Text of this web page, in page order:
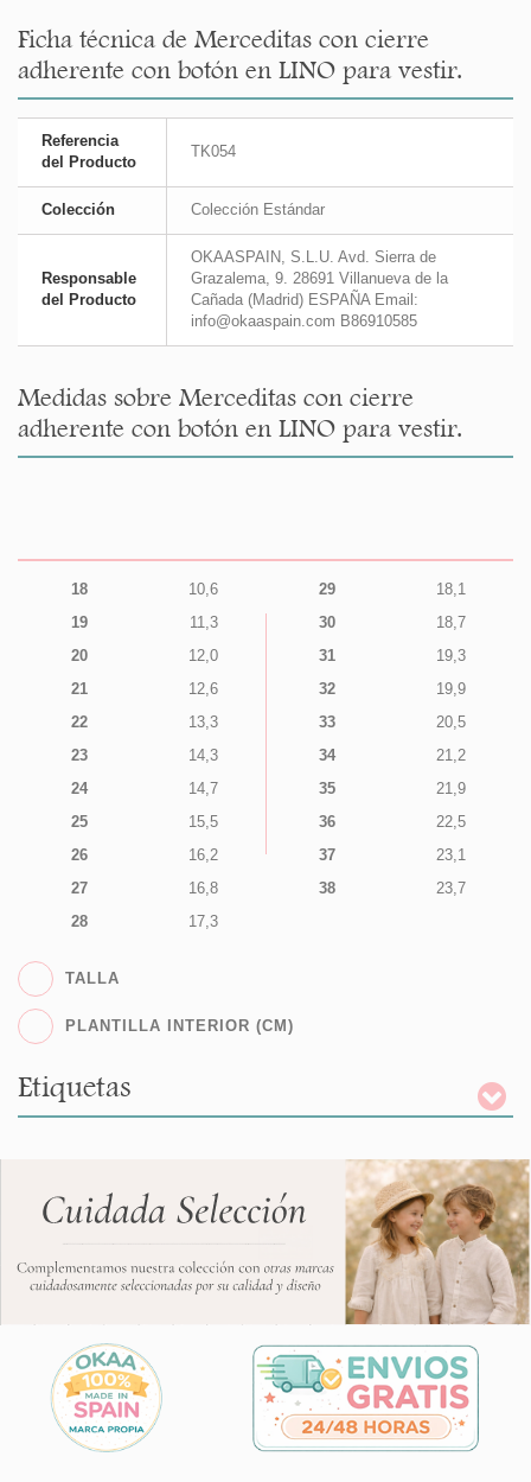
Ficha técnica de Merceditas con cierre
adherente con botón en LINO para vestir.
Referencia
del Producto
TK054
Colección Colección Estándar
Responsable
del Producto
OKAASPAIN, S.L.U. Avd. Sierra de
Grazalema, 9. 28691 Villanueva de la
Cañada (Madrid) ESPAÑA Email:
info@okaaspain.com B86910585
Medidas sobre Merceditas con cierre
adherente con botón en LINO para vestir.
18
10,6
19
11,3
20
12,0
21
12,6
22
13,3
23
14,3
24
14,7
25
15,5
26
16,2
27
16,8
28
17,3
29
18,1
30
18,7
31
19,3
32
19,9
33
20,5
34
21,2
35
21,9
36
22,5
37
23,1
38
23,7
TALLA
PLANTILLA INTERIOR (CM)
Etiquetas